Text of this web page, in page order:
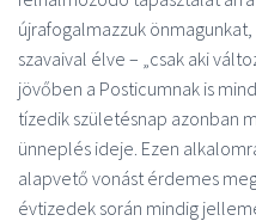
újrafogalmazzuk
szavaival élve – „csak aki
jövőben a Posticumnak is
tízedik születésnap azonban
ünneplés ideje. Ezen
alapvető vonást érdemes
évtizedek során mindig